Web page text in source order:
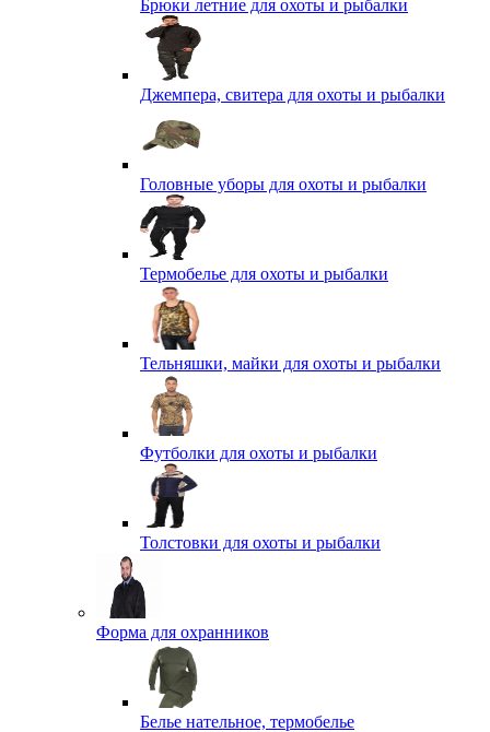
Брюки летние для охоты и рыбалки
Джемпера, свитера для охоты и рыбалки
Головные уборы для охоты и рыбалки
Термобелье для охоты и рыбалки
Тельняшки, майки для охоты и рыбалки
Футболки для охоты и рыбалки
Толстовки для охоты и рыбалки
Форма для охранников
Белье нательное, термобелье